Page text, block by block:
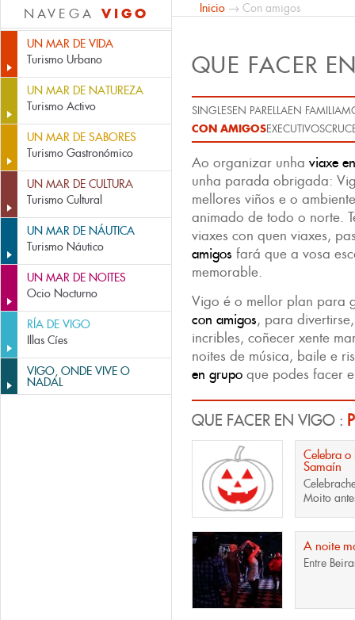
NAVEGA VIGO
UN MAR DE VIDA
Turismo Urbano
UN MAR DE NATUREZA
Turismo Activo
UN MAR DE SABORES
Turismo Gastronómico
UN MAR DE CULTURA
Turismo Cultural
UN MAR DE NÁUTICA
Turismo Náutico
UN MAR DE NOITES
Ocio Nocturno
RÍA DE VIGO
Illas Cíes
VIGO, ONDE VIVE O
NADAL
Inicio → Con amigos
QUE FACER
SINGLESEN PARELLAEN FAMILIA
CON AMIGOSEXECUTIVOS
Ao organizar unha viaxe
unha parada obrigada:
mellores viños e o
animado de todo o norte.
viaxes con quen viaxes,
amigos fará que a vosa
memorable.
Vigo é o mellor plan para
con amigos, para
incribles, coñecer xente
noites de música, baile e
en grupo que podes facer
QUE FACER EN VIGO :
Celebra
Samaín
Moito
A noite
Entre